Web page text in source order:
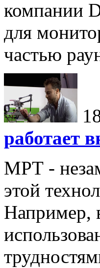
компании
для
частью
работает
МРТ -
этой
Например,